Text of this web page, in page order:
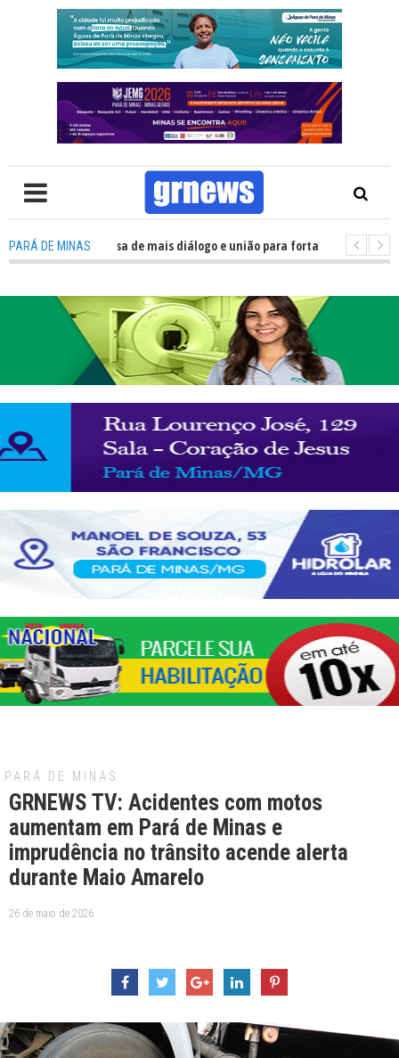
PARÁ DE MINAS
Política precisa de mais diálogo e união para fortalecer Minas e Pará
PARÁ DE MINAS
GRNEWS TV: Acidentes com motos
aumentam em Pará de Minas e
imprudência no trânsito acende alerta
durante Maio Amarelo
26 de maio de 2026